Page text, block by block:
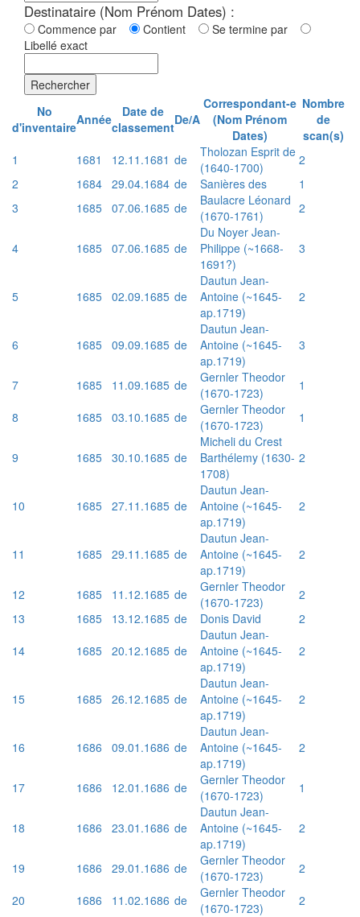
Destinataire (Nom Prénom Dates) :
Commence par Contient
Se termine par
Libellé exact
Rechercher
No
d'inventaireAnnée
Date de
classementDe/A
Correspondant-e
(Nom Prénom
Dates)
Nombre
de
scan(s)
1
1681 12.11.1681 de
Tholozan Esprit de
(1640-1700)
2
2
1684 29.04.1684 de Sanières des
1
3
1685 07.06.1685 de
Baulacre Léonard
(1670-1761)
2
4 1685 07.06.1685 de
Du Noyer Jean-
Philippe (~1668-
1691?)
3
5 1685 02.09.1685 de
Dautun Jean-
Antoine (~1645-
ap.1719)
2
6 1685 09.09.1685 de
Dautun Jean-
Antoine (~1645-
ap.1719)
3
7 1685 11.09.1685 de
Gernler Theodor
(1670-1723)
1
8
1685 03.10.1685 de
Gernler Theodor
(1670-1723)
1
9 1685 30.10.1685 de
Micheli du Crest
Barthélemy (1630-
1708)
2
10 1685 27.11.1685 de
Dautun Jean-
Antoine (~1645-
ap.1719)
2
11 1685 29.11.1685 de
Dautun Jean-
Antoine (~1645-
ap.1719)
2
12 1685 11.12.1685 de
Gernler Theodor
(1670-1723)
2
13
1685 13.12.1685 de Donis David
2
14
1685 20.12.1685 de
Dautun Jean-
Antoine (~1645-
ap.1719)
2
15 1685 26.12.1685 de
Dautun Jean-
Antoine (~1645-
ap.1719)
2
16 1686 09.01.1686 de
Dautun Jean-
Antoine (~1645-
ap.1719)
2
17 1686 12.01.1686 de
Gernler Theodor
(1670-1723)
1
18 1686 23.01.1686 de
Dautun Jean-
Antoine (~1645-
ap.1719)
2
19 1686 29.01.1686 de
Gernler Theodor
(1670-1723)
2
20
1686 11.02.1686 de
Gernler Theodor
(1670-1723)
2